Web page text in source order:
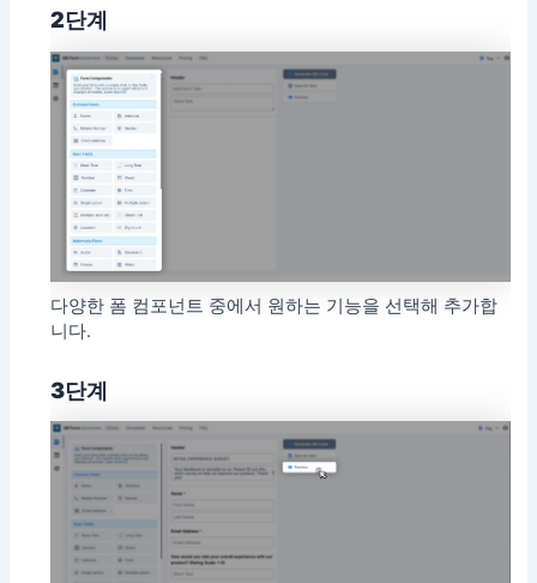
2단계
다양한 폼 컴포넌트 중에서 원하는 기능을 선택해 추가합
니다.
3단계